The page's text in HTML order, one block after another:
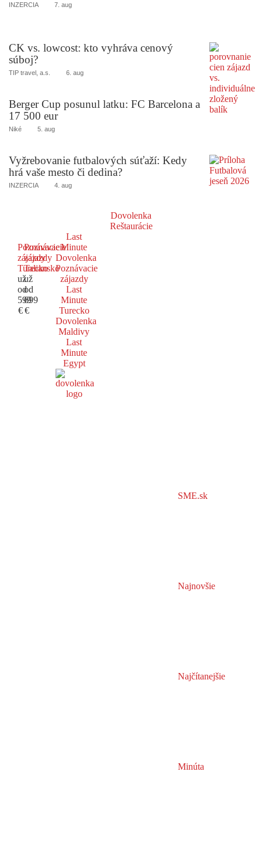
INZERCIA 7. aug
CK vs. lowcost: kto vyhráva cenový
súboj?
TIP travel, a.s. 6. aug
Berger Cup posunul latku: FC Barcelona a
17 500 eur
Niké 5. aug
Vyžrebovanie futbalových súťaží: Kedy
hrá vaše mesto či dedina?
INZERCIA 4. aug
Dovolenka
Reštaurácie
Poznávacie
zájazdy
Turecko
už
od
599
€
Poznávacie
zájazdy
Taliansko
už
od
699
€
Last
Minute
Dovolenka
Poznávacie
zájazdy
Last
Minute
Turecko
Dovolenka
Maldivy
Last
Minute
Egypt
SME.sk
Najnovšie
Najčítanejšie
Minúta